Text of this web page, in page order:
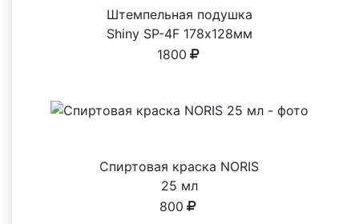
Штемпельная подушка
Shiny SP-4F 178х128мм
1800
Спиртовая краска NORIS
25 мл
800